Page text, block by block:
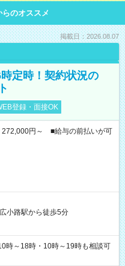
のオススメ
掲載日：2026.08.07
定時！契約状況の
登録・面接OK
円～ ■給与の前払いが可
小路駅から徒歩5分
～18時・10時～19時も相談可